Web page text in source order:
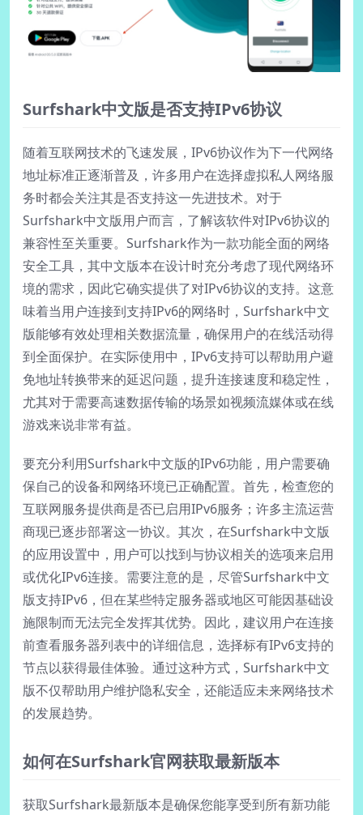
Surfshark中文版是否支持IPv6协议
随着互联网技术的飞速发展，IPv6协议作为下一代网络
地址标准正逐渐普及，许多用户在选择虚拟私人网络服
务时都会关注其是否支持这一先进技术。对于
Surfshark中文版用户而言，了解该软件对IPv6协议的
兼容性至关重要。Surfshark作为一款功能全面的网络
安全工具，其中文版本在设计时充分考虑了现代网络环
境的需求，因此它确实提供了对IPv6协议的支持。这意
味着当用户连接到支持IPv6的网络时，Surfshark中文
版能够有效处理相关数据流量，确保用户的在线活动得
到全面保护。在实际使用中，IPv6支持可以帮助用户避
免地址转换带来的延迟问题，提升连接速度和稳定性，
尤其对于需要高速数据传输的场景如视频流媒体或在线
游戏来说非常有益。
要充分利用Surfshark中文版的IPv6功能，用户需要确
保自己的设备和网络环境已正确配置。首先，检查您的
互联网服务提供商是否已启用IPv6服务；许多主流运营
商现已逐步部署这一协议。其次，在Surfshark中文版
的应用设置中，用户可以找到与协议相关的选项来启用
或优化IPv6连接。需要注意的是，尽管Surfshark中文
版支持IPv6，但在某些特定服务器或地区可能因基础设
施限制而无法完全发挥其优势。因此，建议用户在连接
前查看服务器列表中的详细信息，选择标有IPv6支持的
节点以获得最佳体验。通过这种方式，Surfshark中文
版不仅帮助用户维护隐私安全，还能适应未来网络技术
的发展趋势。
如何在Surfshark官网获取最新版本
获取Surfshark最新版本是确保您能享受到所有新功能